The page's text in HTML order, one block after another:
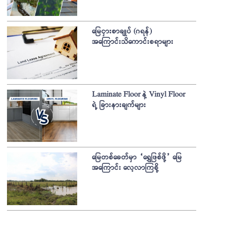
မြေငှားစာချုပ် (ဂရန်)
အကြောင်းသိကောင်းစရာများ
Laminate Floor နဲ့ Vinyl Floor
ရဲ့ ခြားနားချက်များ
မြေတစ်ခေတ်မှာ “ရွှေဖြစ်ဖို့” မြေ
အကြောင်း လေ့လာကြစို့